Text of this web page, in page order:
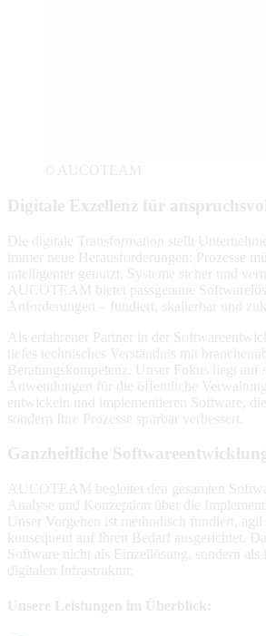
© AUCOTEAM
Digitale Exzellenz für
Die digitale Transformation stellt
immer neue Herausforderungen: Prozesse
intelligenter genutzt, Systeme sicher und
AUCOTEAM bietet passgenaue
Anforderungen – fundiert, skalierbar und
Als erfahrener Partner in der
tiefes technisches Verständnis mit
Beratungskompetenz. Unser Fokus liegt auf
Anwendungen für die öffentliche
entwickeln und implementieren Software,
sondern Ihre Prozesse spürbar verbessert.
Ganzheitliche
AUCOTEAM begleitet den gesamten
Analyse und Konzeption über die
Unser Vorgehen ist methodisch fundiert, agil
konsequent auf Ihren Bedarf ausgerichtet.
Software nicht als Einzellösung, sondern als
digitalen Infrastruktur.
Unsere Leistungen im Überblick: